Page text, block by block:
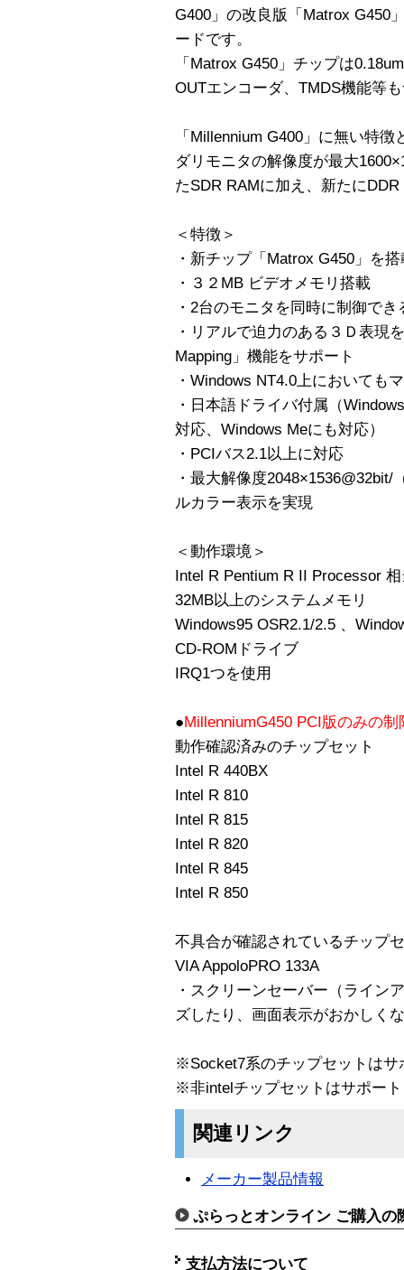
G400」の改良版「Matrox G450
ードです。
「Matrox G450」チップは
OUTエンコーダ、TMDS機能等
「Millennium G400」に無い特
ダリモニタの解像度が最大
たSDR RAMに加え、新たに
＜特徴＞
・新チップ「Matrox G450」を搭
・３２MB ビデオメモリ搭載
・2台のモニタを同時に制御で
・リアルで迫力のある３Ｄ表現
Mapping」機能をサポート
・Windows NT4.0上においても
・日本語ドライバ付属（
対応、Windows Meにも対応）
・PCIバス2.1以上に対応
・最大解像度
ルカラー表示を実現
＜動作環境＞
Intel R Pentium R II Processor
32MB以上のシステムメモリ
Windows95 OSR2.1/2.5 、
CD-ROMドライブ
IRQ1つを使用
●MillenniumG450 PCI版のみの制
動作確認済みのチップセット
Intel R 440BX
Intel R 810
Intel R 815
Intel R 820
Intel R 845
Intel R 850
不具合が確認されているチップ
VIA AppoloPRO 133A
・スクリーンセーバー（ライン
ズしたり、画面表示がおかしく
※Socket7系のチップセットはサ
※非intelチップセットはサポー
関連リンク
メーカー製品情報
ぷらっとオンライン ご購入の
支払方法について